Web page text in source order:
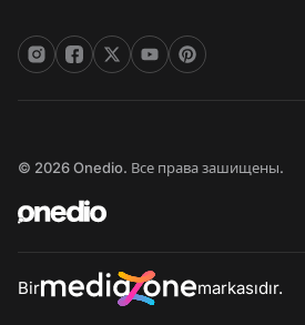
© 2026 Onedio. Все права зашищены.
Bir markasıdır.